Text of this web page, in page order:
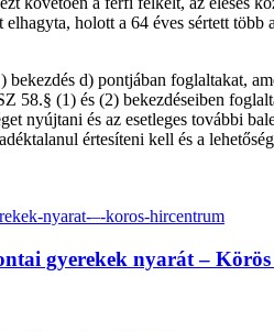
holott a 64 éves sértett
d) pontjában foglaltakat,
58.§ (1) és (2) bekezdéseiben
nyújtani és az esetleges további
értesíteni kell és a
gyerekek nyarát –